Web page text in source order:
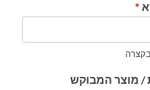
*
/ מוצר המבוקש